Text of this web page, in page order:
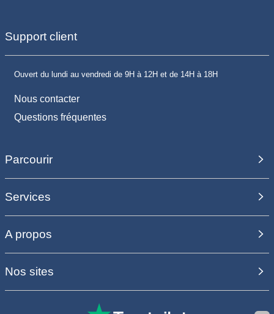
Support client
Ouvert du lundi au vendredi de 9H à 12H et de 14H à 18H
Nous contacter
Questions fréquentes
Parcourir
Services
A propos
Nos sites